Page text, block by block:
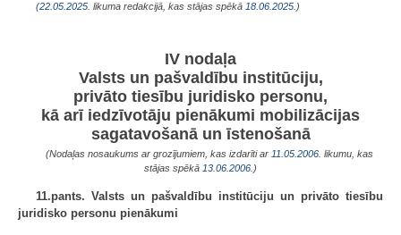
(22.05.2025 . likuma redakcijā, kas stājas spēkā 18.06.2025. )
IV nodaļa
Valsts un pašvaldību institūciju,
privāto tiesību juridisko personu,
kā arī iedzīvotāju pienākumi mobilizācijas
sagatavošanā un īstenošanā
(Nodaļas nosaukums ar grozījumiem, kas izdarīti ar 11.05.2006 . likumu, kas
stājas spēkā 13.06.2006. )
11.pants. Valsts un pašvaldību institūciju un privāto tiesību
juridisko personu pienākumi